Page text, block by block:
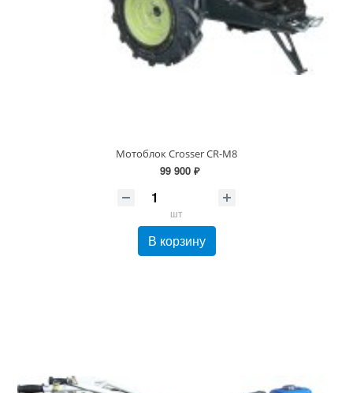
Мотоблок Crosser CR-M8
99 900 ₽
шт
В корзину